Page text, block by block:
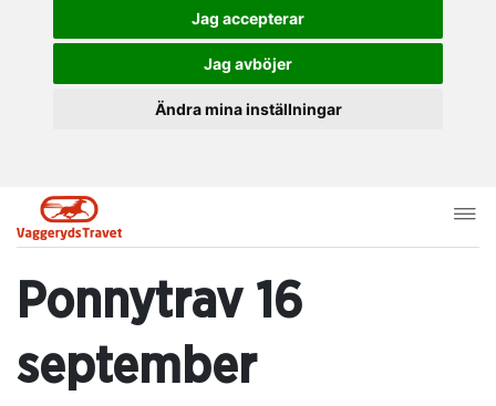
Jag accepterar
Jag avböjer
Ändra mina inställningar
Ponnytrav 16
september